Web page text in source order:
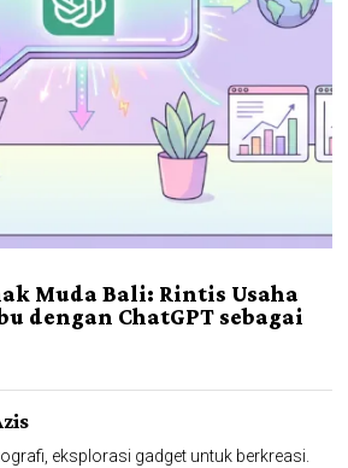
Muda Bali: Rintis Usaha
dengan ChatGPT sebagai
eksplorasi gadget untuk berkreasi.